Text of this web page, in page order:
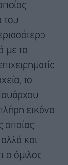
του
με τα
το
εικόνα
οποίας
και
o όμιλος